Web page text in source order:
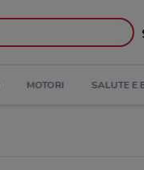
MOTORI SALUTE E